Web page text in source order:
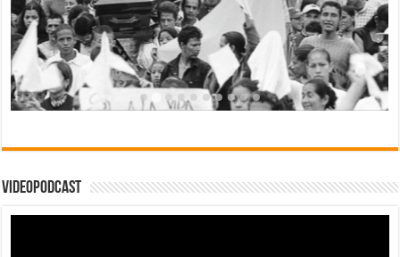
Videopodcast